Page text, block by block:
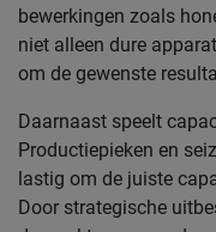
bewerkingen zoals
niet alleen dure
om de gewenste
Daarnaast speelt
Productiepieken en
lastig om de juiste
Door strategische